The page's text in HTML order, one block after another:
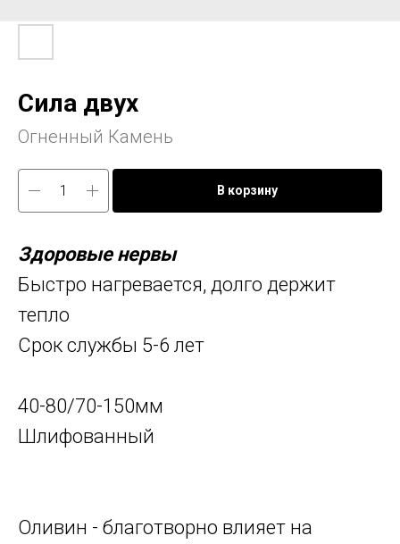
Сила двух
Огненный Камень
В корзину
Здоровые нервы
Быстро нагревается, долго держит
тепло
Срок службы 5-6 лет
40-80/70-150мм
Шлифованный
Оливин - благотворно влияет на